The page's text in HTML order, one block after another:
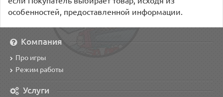
особенностей, предоставленной информации.
Компания
Про игры
Режим работы
Услуги